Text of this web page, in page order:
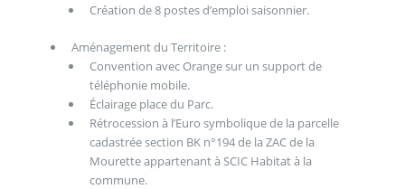
Création de 8 postes d’emploi saisonnier.
Aménagement du Territoire :
Convention avec Orange sur un support de
téléphonie mobile.
Éclairage place du Parc.
Rétrocession à l’Euro symbolique de la parcelle
cadastrée section BK n°194 de la ZAC de la
Mourette appartenant à SCIC Habitat à la
commune.